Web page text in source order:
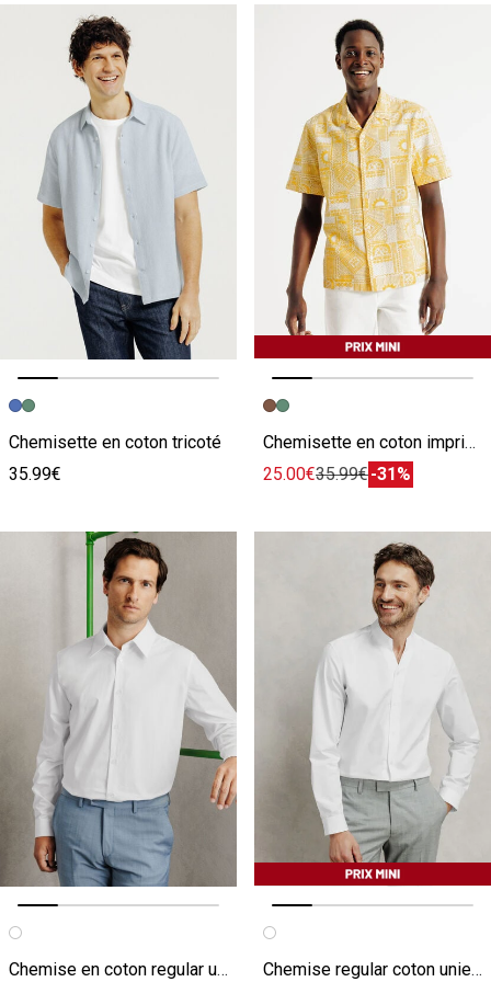
Image précédente
Image suivante
Chemisette en coton tricoté
35.99€
Image précédente
Image suivante
Chemisette en coton imprimée
25.00€35.99€-31%
Image précédente
Image suivante
Chemise en coton regular unie
Image précédente
Image suivante
Chemise regular coton unie col mao ouvert